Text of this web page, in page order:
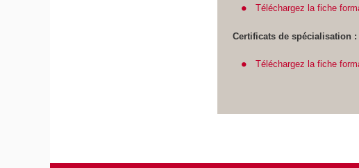
Téléchargez la fiche
Certificats de spécialisation :
Téléchargez la fiche